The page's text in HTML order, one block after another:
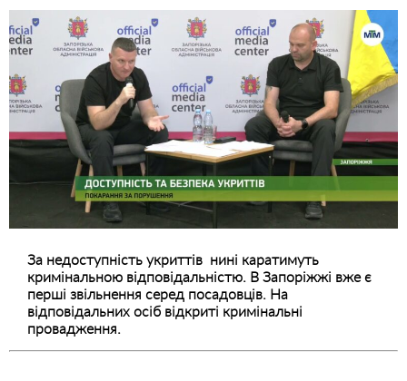
За недоступність укриттів нині каратимуть
кримінальною відповідальністю. В Запоріжжі вже є
перші звільнення серед посадовців. На
відповідальних осіб відкриті кримінальні
провадження.